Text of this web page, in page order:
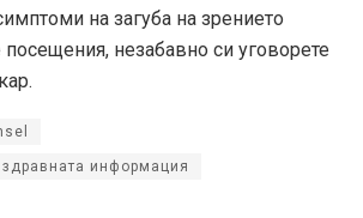
на загуба на зрението
незабавно си уговорете
здравната информация